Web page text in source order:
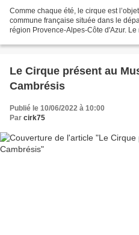
Comme chaque été, le cirque est
commune française située dans le
région Provence-Alpes-Côte d'Azur. Le
Le Cirque présent au
Cambrésis
Publié le 10/06/2022 à 10:00
Par cirk75